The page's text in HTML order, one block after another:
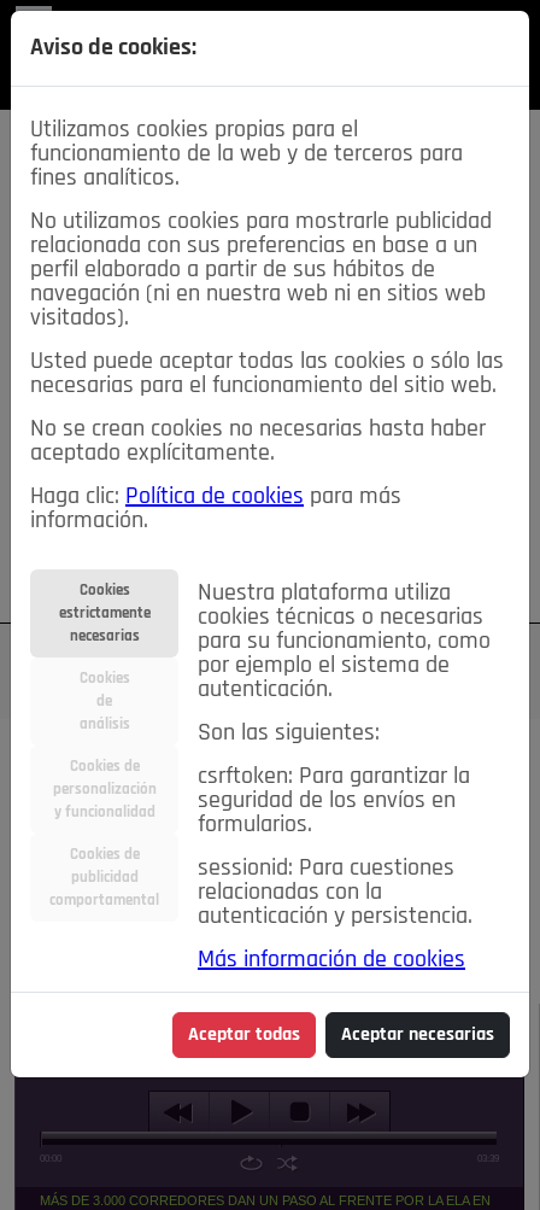
SECCIONES
descarga esta
REVISTA
≡NOTICIAS
NOTICIAS SERVICIOS DE INTERÉS
TABLÓN DE ANUNCIOS MIS ANUNCIOS CONTACTO
NOSOTROS
Su cuenta Regístrese ¿Olvidó su contraseña?
Todas las noticias..
#TePrestoMisOjos Caridad
Ciencia&Tecnología
Economía
Entretenimiento
Estilo de Vida
Internacional
Madrid Opinión IN
Pozuelo de Alarcón
Salud 🔴 En Directo
NOTICIAS
Escucha el audio de esta noticia:
00:00 03:39
MÁS DE 3.000 CORREDORES DAN UN PASO AL FRENTE POR LA ELA EN
Aviso de cookies:
Utilizamos cookies propias para el
funcionamiento de la web y de terceros para
fines analíticos.
No utilizamos cookies para mostrarle publicidad
relacionada con sus preferencias en base a un
perfil elaborado a partir de sus hábitos de
navegación (ni en nuestra web ni en sitios web
visitados).
Usted puede aceptar todas las cookies o sólo las
necesarias para el funcionamiento del sitio web.
No se crean cookies no necesarias hasta haber
aceptado explícitamente.
Haga clic: Política de cookies para más
información.
Cookies
estrictamente
necesarias
Cookies
de
análisis
Cookies de
personalización
y funcionalidad
Cookies de
publicidad
comportamental
Nuestra plataforma utiliza
cookies técnicas o necesarias
para su funcionamiento, como
por ejemplo el sistema de
autenticación.
Son las siguientes:
csrftoken: Para garantizar la
seguridad de los envíos en
formularios.
sessionid: Para cuestiones
relacionadas con la
autenticación y persistencia.
Más información de cookies
Aceptar todas Aceptar necesarias